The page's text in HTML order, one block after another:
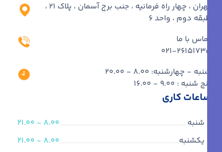
تهران ، چهار راه فرمانیه ، جنب برج آسمان ، پلاک ۲۱ ،
طبقه دوم ، واحد ۶
تماس با ما
۰۲۱-۲۶۱۵۱۷۳۵
شنبه - چهارشنبه: 8.00 - 20.00
پنج شنبه : 9.00 - 16.00
ساعات کاری
شنبه
8.00 - 21.00
یکشنبه
8.00 - 21.00